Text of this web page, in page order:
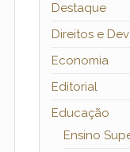
Destaque
Direitos e
Economia
Editorial
Educação
Ensino